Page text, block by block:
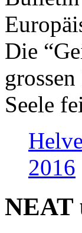
Die
Seele
2016
NEAT